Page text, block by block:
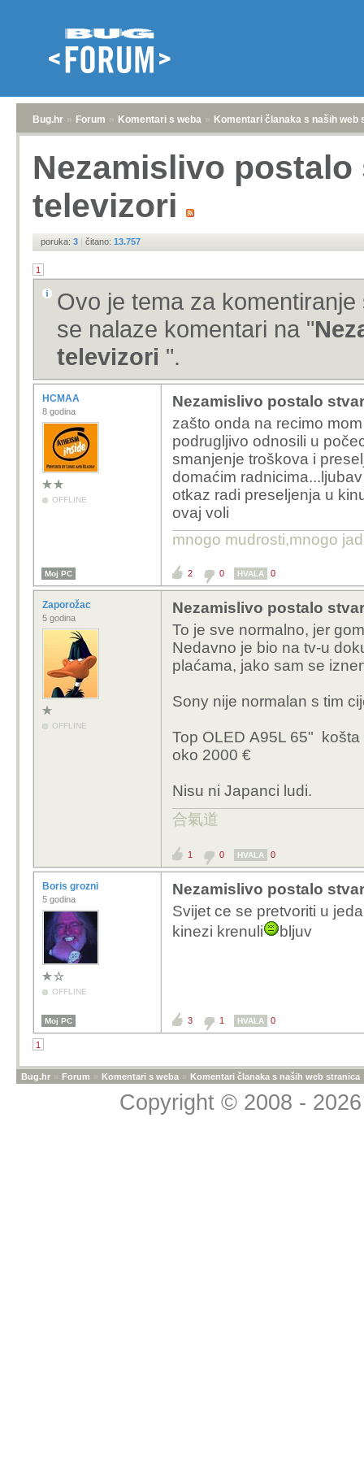
Bug.hr » Forum » Komentari s weba » Komentari članaka s naših web
Nezamislivo
televizori
poruka: 3 | čitano: 13.757
1
Ovo je tema za
se nalaze komentari na "
televizori ".
HCMAA
8 godina
OFFLINE
Nezamislivo postalo
zašto onda na recimo
podrugljivo odnosili u
smanjenje troškova i
domaćim
otkaz radi preseljenja u
ovaj voli
mnogo mudrosti,mnogo
Moj PC 2 0 HVALA 0
Zaporožac
5 godina
OFFLINE
Nezamislivo postalo
To je sve normalno, jer
Nedavno je bio na tv-u
plaćama, jako sam se
Sony nije normalan s tim
Top OLED A95L 65" košta
oko 2000 €
Nisu ni Japanci ludi.
合氣道
1 0 HVALA 0
Boris grozni
5 godina
OFFLINE
Nezamislivo postalo
Svijet ce se pretvoriti u
kinezi krenuli
bljuv
Moj PC 3 1 HVALA 0
1
Bug.hr » Forum » Komentari s weba » Komentari članaka s naših web stranica
Copyright © 2008 -